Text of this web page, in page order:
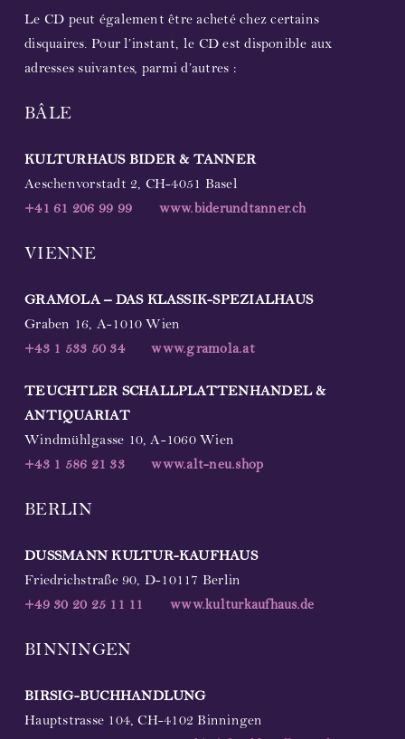
Le CD peut également être acheté chez certains
disquaires. Pour l’instant, le CD est disponible aux
adresses suivantes, parmi d’autres :
BÂLE
KULTURHAUS BIDER & TANNER
Aeschenvorstadt 2, CH-4051 Basel
+41 61 206 99 99
www.biderundtanner.ch
VIENNE
GRAMOLA – DAS KLASSIK-SPEZIALHAUS
Graben 16, A-1010 Wien
+43 1 533 50 34
www.gramola.at
TEUCHTLER SCHALLPLATTENHANDEL &
ANTIQUARIAT
Windmühlgasse 10, A-1060 Wien
+43 1 586 21 33
www.alt-neu.shop
BERLIN
DUSSMANN KULTUR-KAUFHAUS
Friedrichstraße 90, D-10117 Berlin
+49 30 20 25 11 11 www.kulturkaufhaus.de
BINNINGEN
BIRSIG-BUCHHANDLUNG
Hauptstrasse 104, CH-4102 Binningen